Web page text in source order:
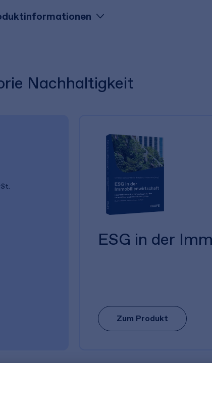
Nachhaltigkeit
ESG in der
Zum Produkt